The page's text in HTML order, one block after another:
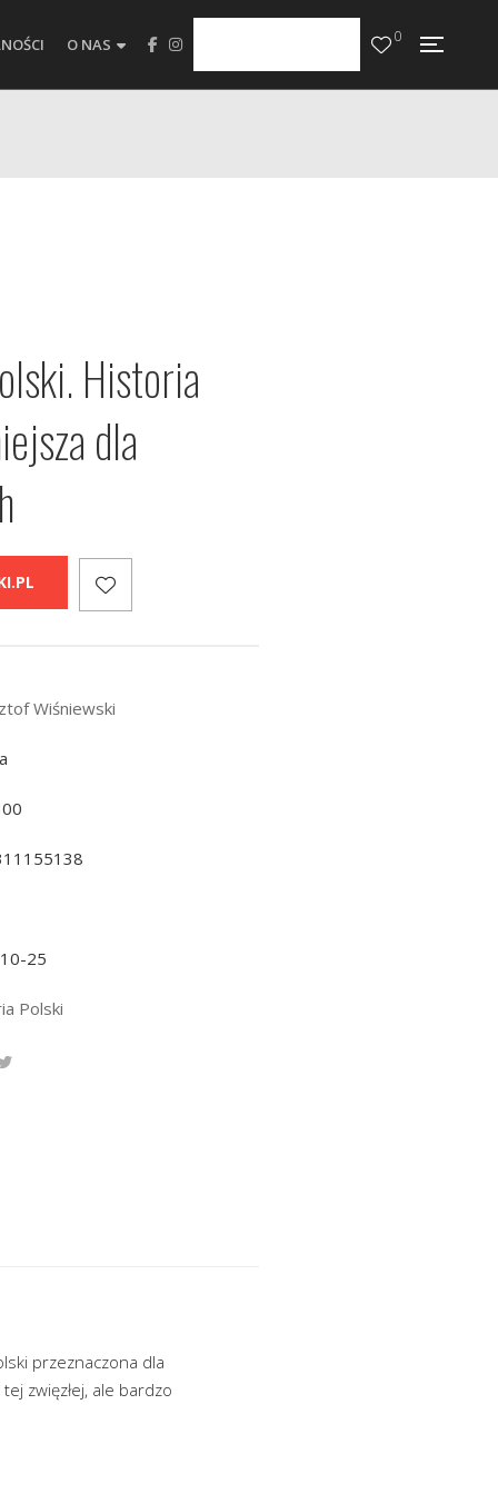
O NAS 0
Historia
dla
Wiśniewski
25
Polski
przeznaczona dla
zwięzłej, ale bardzo